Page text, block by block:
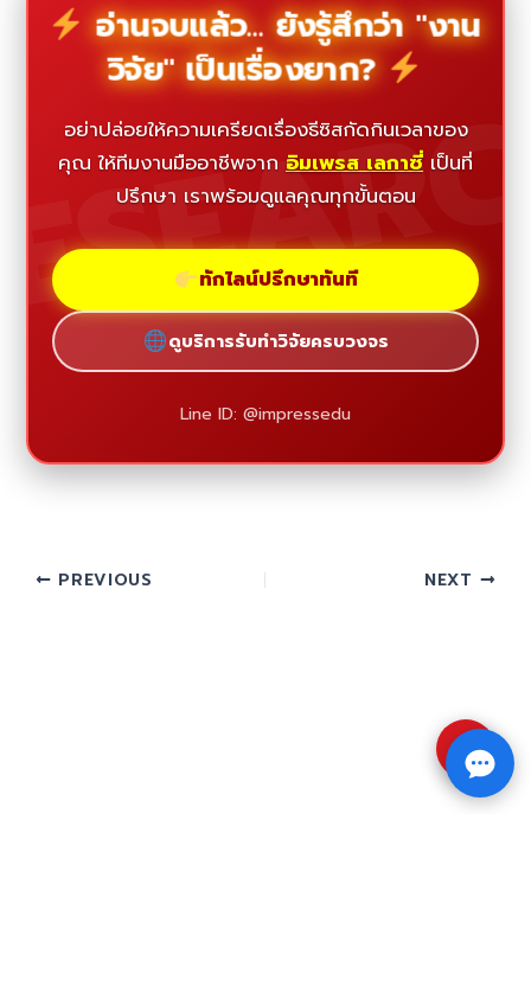
อ่านจบแล้ว... ยังรู้สึกว่า "งาน
วิจัย" เป็นเรื่องยาก?
อย่าปล่อยให้ความเครียดเรื่องธีซิสกัดกินเวลาของ
คุณ ให้ทีมงานมืออาชีพจาก อิมเพรส เลกาซี่ เป็นที่
ปรึกษา เราพร้อมดูแลคุณทุกขั้นตอน
ทักไลน์ปรึกษาทันที
ดูบริการรับทำวิจัยครบวงจร
Line ID: @impressedu
PREVIOUS NEXT
⇧